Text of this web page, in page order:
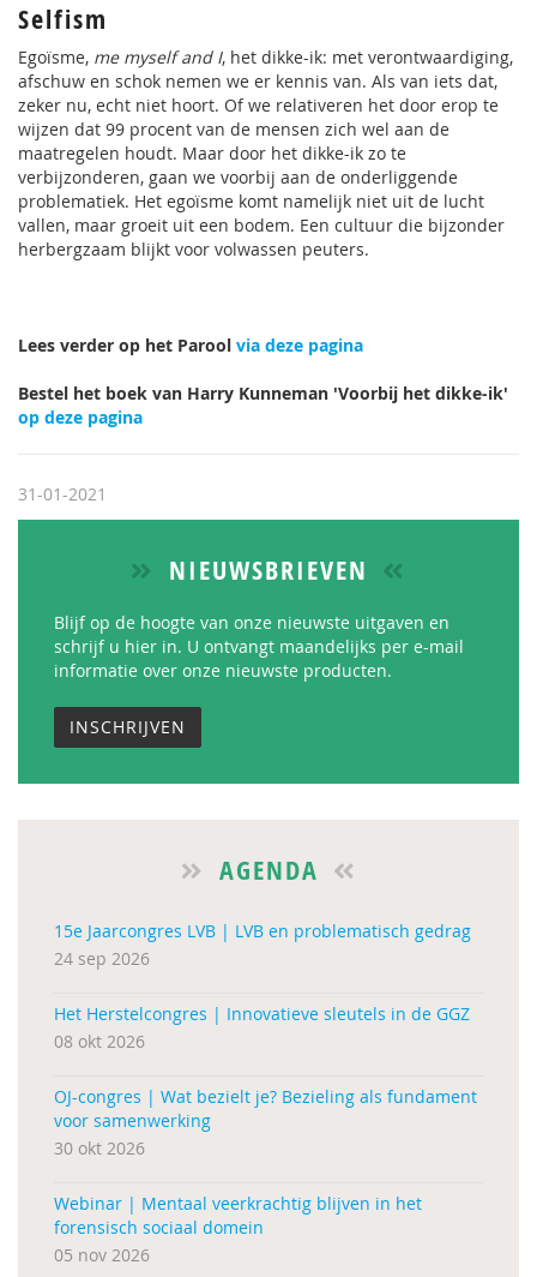
Selfism
Egoïsme, me myself and I, het dikke-ik: met verontwaardiging,
afschuw en schok nemen we er kennis van. Als van iets dat,
zeker nu, echt niet hoort. Of we relativeren het door erop te
wijzen dat 99 procent van de mensen zich wel aan de
maatregelen houdt. Maar door het dikke-ik zo te
verbijzonderen, gaan we voorbij aan de onderliggende
problematiek. Het egoïsme komt namelijk niet uit de lucht
vallen, maar groeit uit een bodem. Een cultuur die bijzonder
herbergzaam blijkt voor volwassen peuters.
Lees verder op het Parool via deze pagina
Bestel het boek van Harry Kunneman 'Voorbij het dikke-ik'
op deze pagina
31-01-2021
NIEUWSBRIEVEN
Blijf op de hoogte van onze nieuwste uitgaven en
schrijf u hier in. U ontvangt maandelijks per e-mail
informatie over onze nieuwste producten.
INSCHRIJVEN
AGENDA
15e Jaarcongres LVB | LVB en problematisch gedrag
24 sep 2026
Het Herstelcongres | Innovatieve sleutels in de GGZ
08 okt 2026
OJ-congres | Wat bezielt je? Bezieling als fundament
voor samenwerking
30 okt 2026
Webinar | Mentaal veerkrachtig blijven in het
forensisch sociaal domein
05 nov 2026